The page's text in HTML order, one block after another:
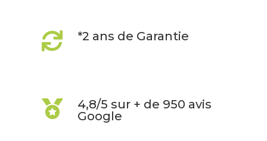
 *2 ans de Garantie

4,8/5 sur + de 950 avis
Google